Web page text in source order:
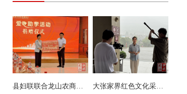
县妇联联合龙山农商银行开展爱心助学活动 大张家界红色文化采访团来县茨岩塘镇采访